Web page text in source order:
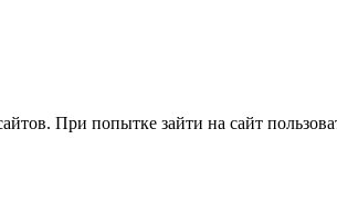
При попытке зайти на сайт